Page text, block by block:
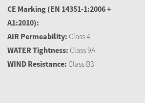
CE Marking (EN 14351-1:2006 +
A1:2010):
AIR Permeability: Class 4
WATER Tightness: Class 9A
WIND Resistance: Class B3